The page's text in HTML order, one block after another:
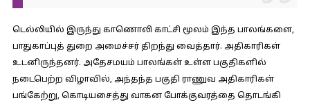
டெல்லியில் இருந்து காணொலி காட்சி மூலம் இந்த பாலங்களை,
பாதுகாப்புத் துறை அமைச்சர் திறந்து வைத்தார். அதிகாரிகள்
உடனிருந்தனர். அதேசமயம் பாலங்கள் உள்ள பகுதிகளில்
நடைபெற்ற விழாவில், அந்தந்த பகுதி ராணுவ அதிகாரிகள்
பங்கேற்று, கொடியசைத்து வாகன போக்குவரத்தை தொடங்கி